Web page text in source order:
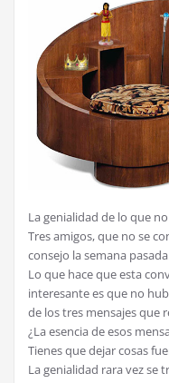
La genialidad de lo que
Tres amigos, que no se
consejo la semana
Lo que hace que esta
interesante es que no
de los tres mensajes que
¿La esencia de esos
Tienes que dejar cosas
La genialidad rara vez se